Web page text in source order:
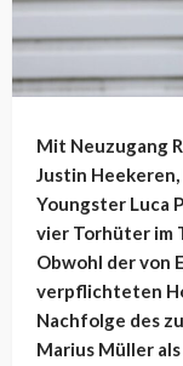
Mit Neuzugang
Justin
Youngster Luca
vier Torhüter im
Obwohl der von
verpflichteten
Nachfolge des
Marius Müller